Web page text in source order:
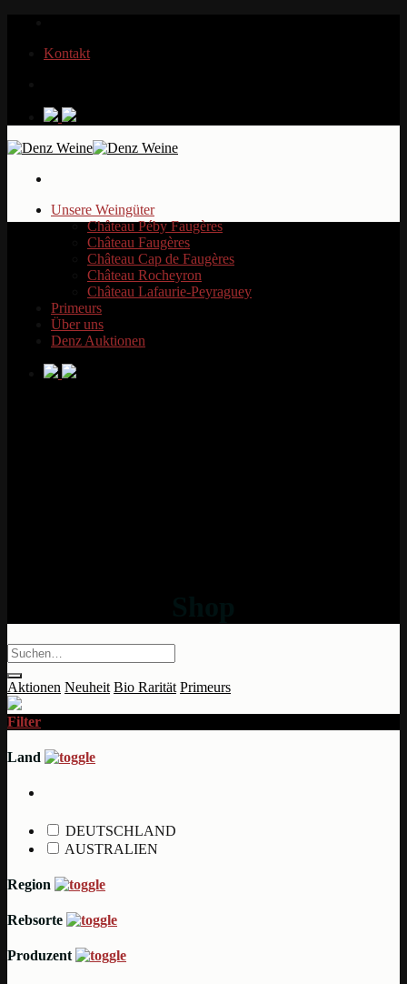
springenKontakt
Unsere Weingüter
Château Péby Faugères
Château Faugères
Château Cap de Faugères
Château Rocheyron
Château Lafaurie-Peyraguey
Primeurs
Über uns
Denz Auktionen
Aktionen Neuheit Bio Rarität Primeurs
Filter
Land
DEUTSCHLAND
AUSTRALIEN
Region
Rebsorte
Produzent